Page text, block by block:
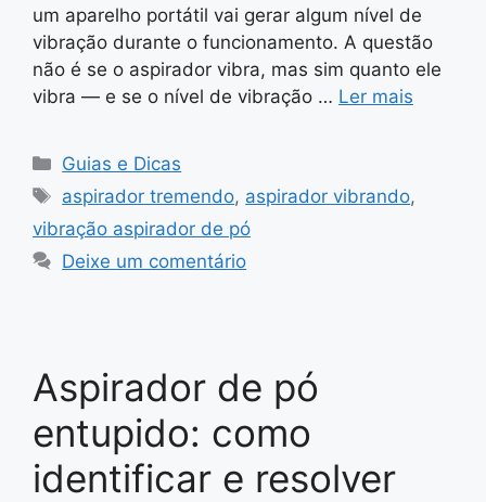
um aparelho portátil vai gerar algum nível de
vibração durante o funcionamento. A questão
não é se o aspirador vibra, mas sim quanto ele
vibra — e se o nível de vibração … Ler mais
Categorias
Guias e Dicas
Tags
aspirador tremendo, aspirador vibrando,
vibração aspirador de pó
Deixe um comentário
Aspirador de pó
entupido: como
identificar e resolver